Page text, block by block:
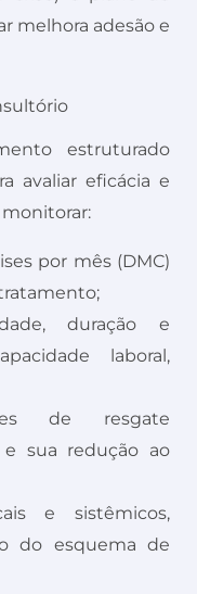
melhora adesão e
estruturado
avaliar eficácia e
por mês (DMC)
duração e
laboral,
de resgate
e sua redução ao
e sistêmicos,
do esquema de